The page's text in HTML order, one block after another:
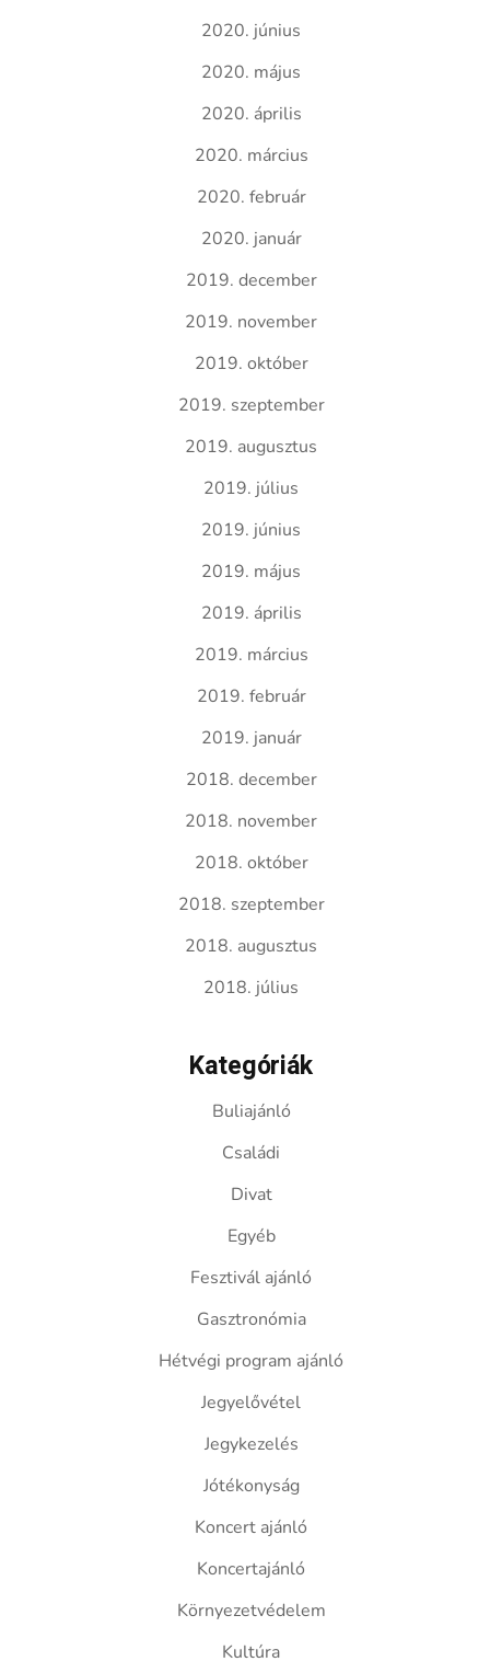
2020. június
2020. május
2020. április
2020. március
2020. február
2020. január
2019. december
2019. november
2019. október
2019. szeptember
2019. augusztus
2019. július
2019. június
2019. május
2019. április
2019. március
2019. február
2019. január
2018. december
2018. november
2018. október
2018. szeptember
2018. augusztus
2018. július
Kategóriák
Buliajánló
Családi
Divat
Egyéb
Fesztivál ajánló
Gasztronómia
Hétvégi program ajánló
Jegyelővétel
Jegykezelés
Jótékonyság
Koncert ajánló
Koncertajánló
Környezetvédelem
Kultúra